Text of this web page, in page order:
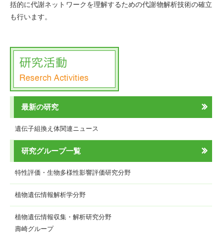
括的に代謝ネットワークを理解するための代謝物解析技術の確立
も行います。
最新の研究
遺伝子組換え体関連ニュース
研究グループ一覧
特性評価・生物多様性影響評価研究分野
植物遺伝情報解析学分野
植物遺伝情報収集・解析研究分野
壽崎グループ